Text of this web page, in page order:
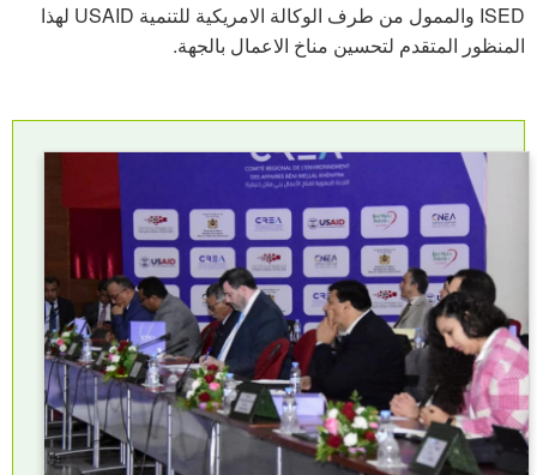
ISED والممول من طرف الوكالة الامريكية للتنمية USAID لهذا
المنظور المتقدم لتحسين مناخ الاعمال بالجهة.